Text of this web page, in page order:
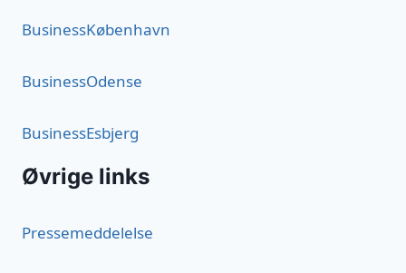
BusinessKøbenhavn
BusinessOdense
BusinessEsbjerg
Øvrige links
Pressemeddelelse